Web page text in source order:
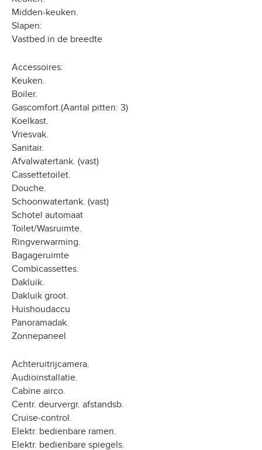
Midden-keuken.
Slapen:
Vastbed in de breedte
Accessoires:
Keuken.
Boiler.
Gascomfort.(Aantal pitten: 3)
Koelkast.
Vriesvak.
Sanitair.
Afvalwatertank. (vast)
Cassettetoilet.
Douche.
Schoonwatertank. (vast)
Schotel automaat
Toilet/Wasruimte.
Ringverwarming.
Bagageruimte
Combicassettes.
Dakluik.
Dakluik groot.
Huishoudaccu
Panoramadak.
Zonnepaneel
Achteruitrijcamera.
Audioinstallatie.
Cabine airco.
Centr. deurvergr. afstandsb.
Cruise-control.
Elektr. bedienbare ramen.
Elektr. bedienbare spiegels.